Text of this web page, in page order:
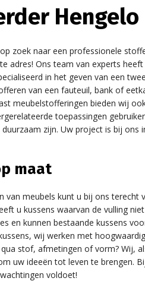
Hengelo
zoek naar een professionele
adres! Ons team van experts
in het geven van een
van een fauteuil, bank of
meubelstofferingen bieden wij
toepassingen
zijn. Uw project is bij ons
maat
van meubels kunt u bij ons terecht
u kussens waarvan de vulling
en kunnen bestaande kussens
wij werken met
stof, afmetingen of vorm? Wij,
uw ideeën tot leven te brengen.
voldoet!